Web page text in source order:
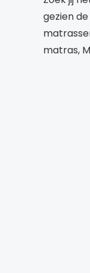
gezien
matras,